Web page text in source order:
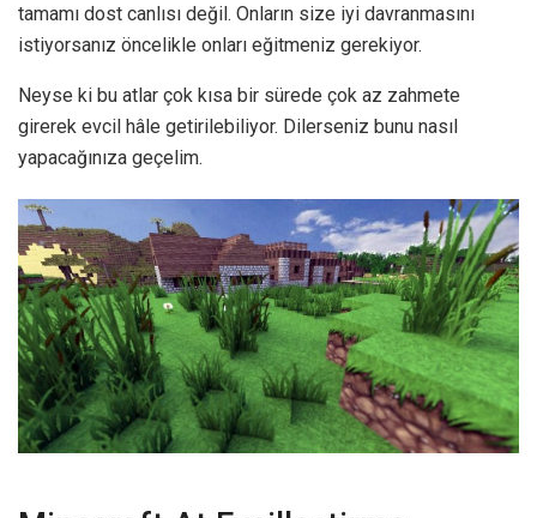
tamamı dost canlısı değil. Onların size iyi davranmasını
istiyorsanız öncelikle onları eğitmeniz gerekiyor.
Neyse ki bu atlar çok kısa bir sürede çok az zahmete
girerek evcil hâle getirilebiliyor. Dilerseniz bunu nasıl
yapacağınıza geçelim.